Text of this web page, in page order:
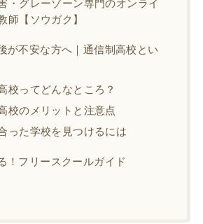
師【ソウガク】
が不安な方へ｜通信制高校とい
校ってどんなところ？
校のメリットと注意点
った学校を見つけるには
！フリースクールガイド